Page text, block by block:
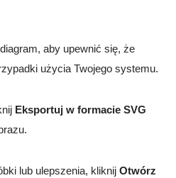
aby upewnić się, że
użycia Twojego systemu.
Eksportuj w formacie SVG
lub ulepszenia, kliknij Otwórz